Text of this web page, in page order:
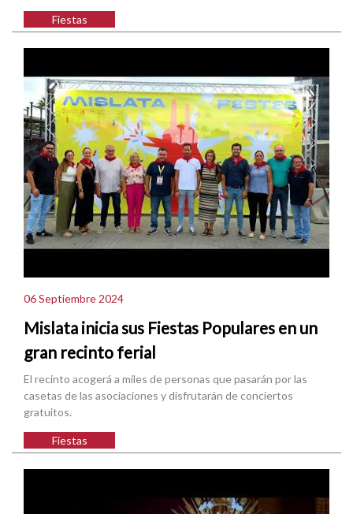
Fiestas
06 Septiembre 2024
Mislata inicia sus Fiestas Populares en un
gran recinto ferial
El recinto acogerá a miles de personas que pasarán por las
casetas de las asociaciones y disfrutarán de conciertos
gratuitos.
Fiestas